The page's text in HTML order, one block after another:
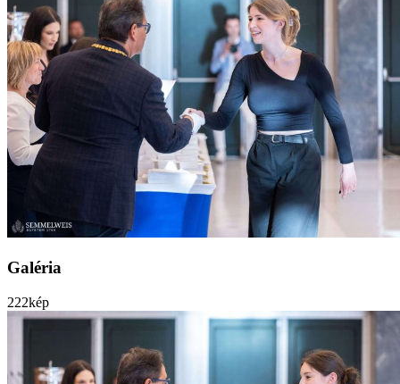
Galéria
222kép